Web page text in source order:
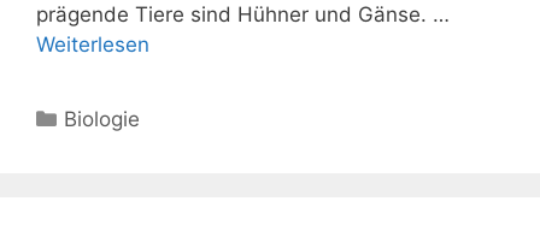
prägende Tiere sind Hühner und Gänse. …
Weiterlesen
Kategorien
Biologie